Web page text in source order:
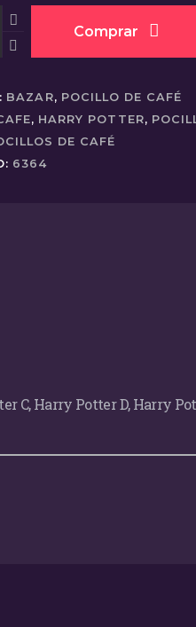
Comprar
BAZAR, POCILLO DE CAFÉ
, HARRY POTTER,
DE CAFÉ
6364
C, Harry Potter D, Harry